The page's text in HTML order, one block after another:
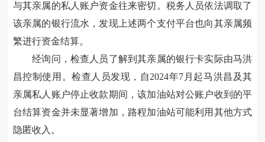
与其亲属的私人账户资金往来密切。税务人员依法调取了
该亲属的银行流水，发现上述两个支付平台也向其亲属频
繁进行资金结算。
经询问，检查人员了解到其亲属的银行卡实际由马洪
昌控制使用。检查人员发现 ， 自2024年7月起马洪昌及其
亲属私人账户停止收款期间，该加油站对公账户收到的平
台结算资金并未显著增加，路程加油站可能利用其他方式
隐匿收入。